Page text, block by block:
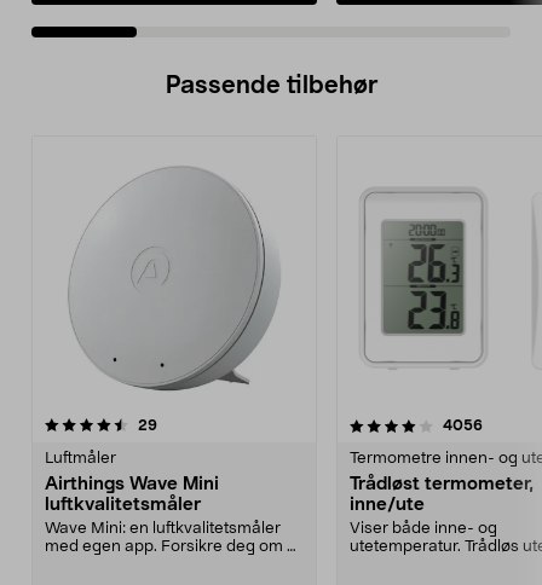
Passende tilbehør
29anmeldelser
Luftmåler
Airthings Wave Mini
luftkvalitetsmåler
Wave Mini: en luftkvalitetsmåler
med egen app. Forsikre deg om at
4.0av 5 stjerner 4056
Termometre innen- og
Trådløst termometer,
inne/ute
Viser både inne- og
utetemperatur. Trådløs
4.0av 5 stjerner